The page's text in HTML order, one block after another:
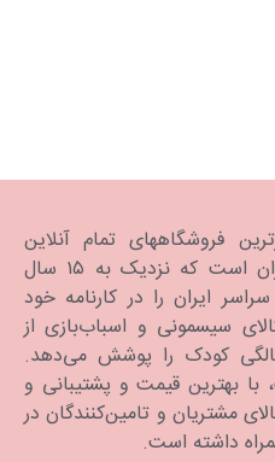
فروشگاههای تمام آنلاین
سیسمونی و اسباب‌بازی در ایران است که نزدیک به ۱۵ سال
ایران را در کارنامه خود
سیسمونی و اسباب‌بازی از
بارداری تا بالاتر از 5 سالگی کودک را پوشش می‌دهد.
با بهترین قیمت و پشتیبانی و
مشتریان و تامین‌کنندگان در
داشته است.